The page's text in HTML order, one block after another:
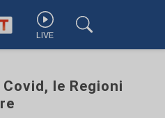
LIVE
le Regioni